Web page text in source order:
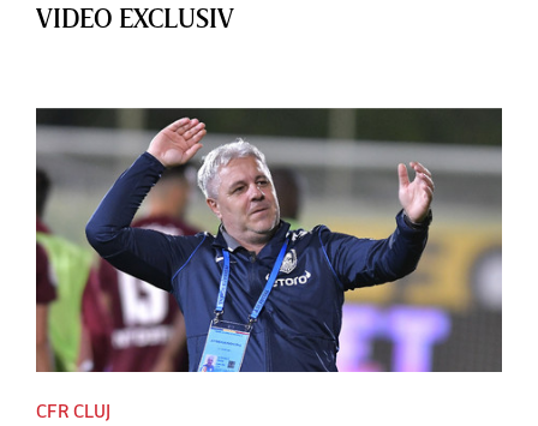
VIDEO EXCLUSIV
CFR CLUJ